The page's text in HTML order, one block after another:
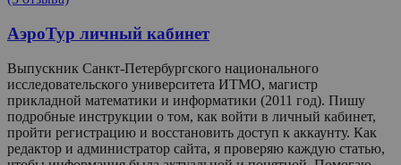
АэроТур личный кабинет
Выпускник Санкт-Петербургского национального
исследовательского университета ИТМО, магистр
прикладной математики и информатики (2011 год). Пишу
подробные инструкции о том, как войти в личный кабинет,
пройти регистрацию и восстановить доступ к аккаунту. Как
редактор и администратор сайта, я проверяю каждую статью,